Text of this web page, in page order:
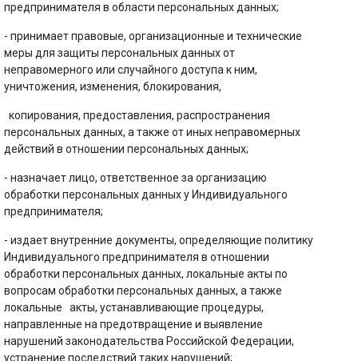
предпринимателя в области персональных данных;
- принимает правовые, организационные и технические
меры для защиты персональных данных от
неправомерного или случайного доступа к ним,
уничтожения, изменения, блокирования,
копирования, предоставления, распространения
персональных данных, а также от иных неправомерных
действий в отношении персональных данных;
- назначает лицо, ответственное за организацию
обработки персональных данных у Индивидуального
предпринимателя;
- издает внутренние документы, определяющие политику
Индивидуального предпринимателя в отношении
обработки персональных данных, локальные акты по
вопросам обработки персональных данных, а также
локальные акты, устанавливающие процедуры,
направленные на предотвращение и выявление
нарушений законодательства Российской Федерации,
устранение последствий таких нарушений;